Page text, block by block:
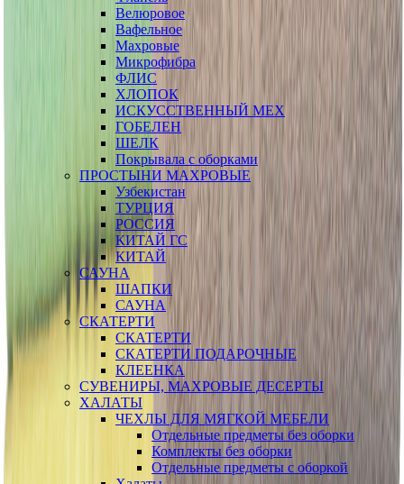
Велюровое
Вафельное
Махровые
Микрофибра
ФЛИС
ХЛОПОК
ИСКУССТВЕННЫЙ МЕХ
ГОБЕЛЕН
ШЕЛК
Покрывала с оборками
ПРОСТЫНИ МАХРОВЫЕ
Узбекистан
ТУРЦИЯ
РОССИЯ
КИТАЙ ГС
КИТАЙ
САУНА
ШАПКИ
САУНА
СКАТЕРТИ
СКАТЕРТИ
СКАТЕРТИ ПОДАРОЧНЫЕ
КЛЕЕНКА
СУВЕНИРЫ, МАХРОВЫЕ ДЕСЕРТЫ
ХАЛАТЫ
ЧЕХЛЫ ДЛЯ МЯГКОЙ МЕБЕЛИ
Отдельные предметы без оборки
Комплекты без оборки
Отдельные предметы с оборкой